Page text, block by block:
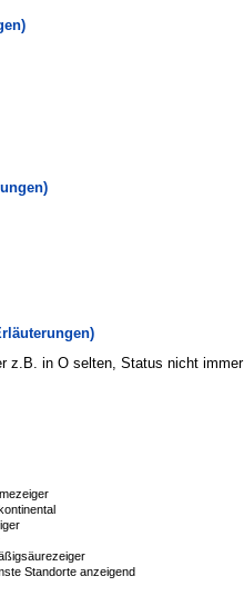
z.B. in O selten, Status nicht immer
Standorte anzeigend